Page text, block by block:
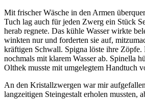
Mit frischer Wäsche in den Armen
Tuch lag auch für jeden Zwerg ein Stück
herab regnete. Das kühle Wasser wirkte
winkten nur und forderten sie auf,
kräftigen Schwall. Spigna löste ihre Zöpfe.
nochmals mit klarem Wasser ab. Spinella
Olthek musste mit umgelegtem Handtuch
An den Kristallzwergen war mir
langzeitigen Steingestalt erholen mussten,